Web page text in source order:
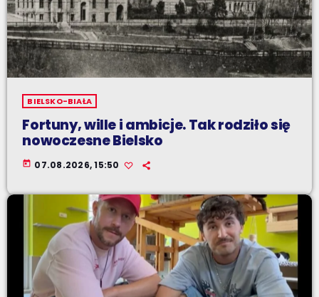
BIELSKO-BIAŁA
Fortuny, wille i ambicje. Tak rodziło się
nowoczesne Bielsko
today 07.08.2026, 15:50